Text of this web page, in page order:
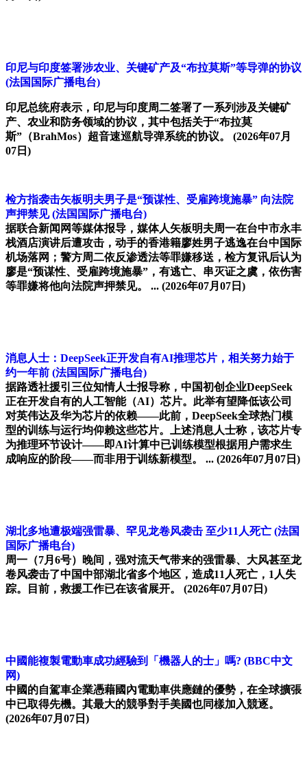
印尼与印度签署涉农业、关键矿产及“布拉莫斯”等导弹的协议
(法国国际广播电台)
印尼总统府表示，印尼与印度周二签署了一系列涉及关键矿
产、农业和防务领域的协议，其中包括关于“布拉莫
斯”（BrahMos）超音速巡航导弹系统的协议。 (2026年07月
07日)
检方指袭击矢板明夫男子是“预谋性、受雇跨境施暴” 向法院
声押禁见 (法国国际广播电台)
据联合新闻网等媒体报导，媒体人矢板明夫周一在台中市永丰
栈酒店演讲后遭攻击，动手的香港籍廖姓男子逃逸在台中国际
机场落网；警方周二依反渗透法等罪嫌移送，检方复讯后认为
廖是“预谋性、受雇跨境施暴”，有逃亡、串灭证之虞，依伤害
等罪嫌将他向法院声押禁见。 ... (2026年07月07日)
消息人士：DeepSeek正开发自有AI推理芯片，相关努力始于
约一年前 (法国国际广播电台)
据路透社援引三位知情人士报导称，中国初创企业DeepSeek
正在开发自有的人工智能（AI）芯片。此举有望降低该公司
对英伟达及华为芯片的依赖——此前，DeepSeek全球热门模
型的训练与运行均仰赖这些芯片。上述消息人士称，该芯片专
为推理环节设计——即AI计算中已训练模型根据用户需求生
成响应的阶段——而非用于训练新模型。 ... (2026年07月07日)
湖北多地遭极端强雷暴、罕见龙卷风袭击 至少11人死亡 (法国
国际广播电台)
周一（7月6号）晚间，强对流天气带来的强雷暴、大风甚至龙
卷风袭击了中国中部湖北省多个地区，造成11人死亡，1人失
踪。目前，救援工作已在该省展开。 (2026年07月07日)
中國能複製電動車成功經驗到「機器人的士」嗎? (BBC中文
网)
中國的自駕車企業憑藉國內電動車供應鏈的優勢，在全球擴張
中已取得先機。其最大的競爭對手美國也同樣加入競逐。
(2026年07月07日)